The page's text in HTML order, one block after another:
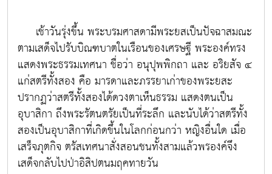
เช้าวันรุ่งขึ้น พระบรมศาสดามีพระยสเป็นปัจฉาสมณะ
ตามเสด็จไปรับบิณฑบาตในเรือนของเศรษฐี พระองค์ทรง
แสดงพระธรรมเทศนา ชื่อว่า อนุปุพพิกถา และ อริยสัจ ๔
แก่สตรีทั้งสอง คือ มารดาและภรรยาเก่าของพระยสะ
ปรากฏว่าสตรีทั้งสองได้ดวงตาเห็นธรรม แสดงตนเป็น
อุบาสิกา ถึงพระรัตนตรัยเป็นที่ระลึก และนับได้ว่าสตรีทั้ง
สองเป็นอุบาสิกาที่เกิดขึ้นในโลกก่อนกว่า หญิงอื่นใด เมื่อ
เสร็จภุตกิจ ตรัสเทศนาสั่งสอนชนทั้งสามแล้วพรองค์จึง
เสด็จกลับไปป่าอิสิปตนมฤคทายวัน